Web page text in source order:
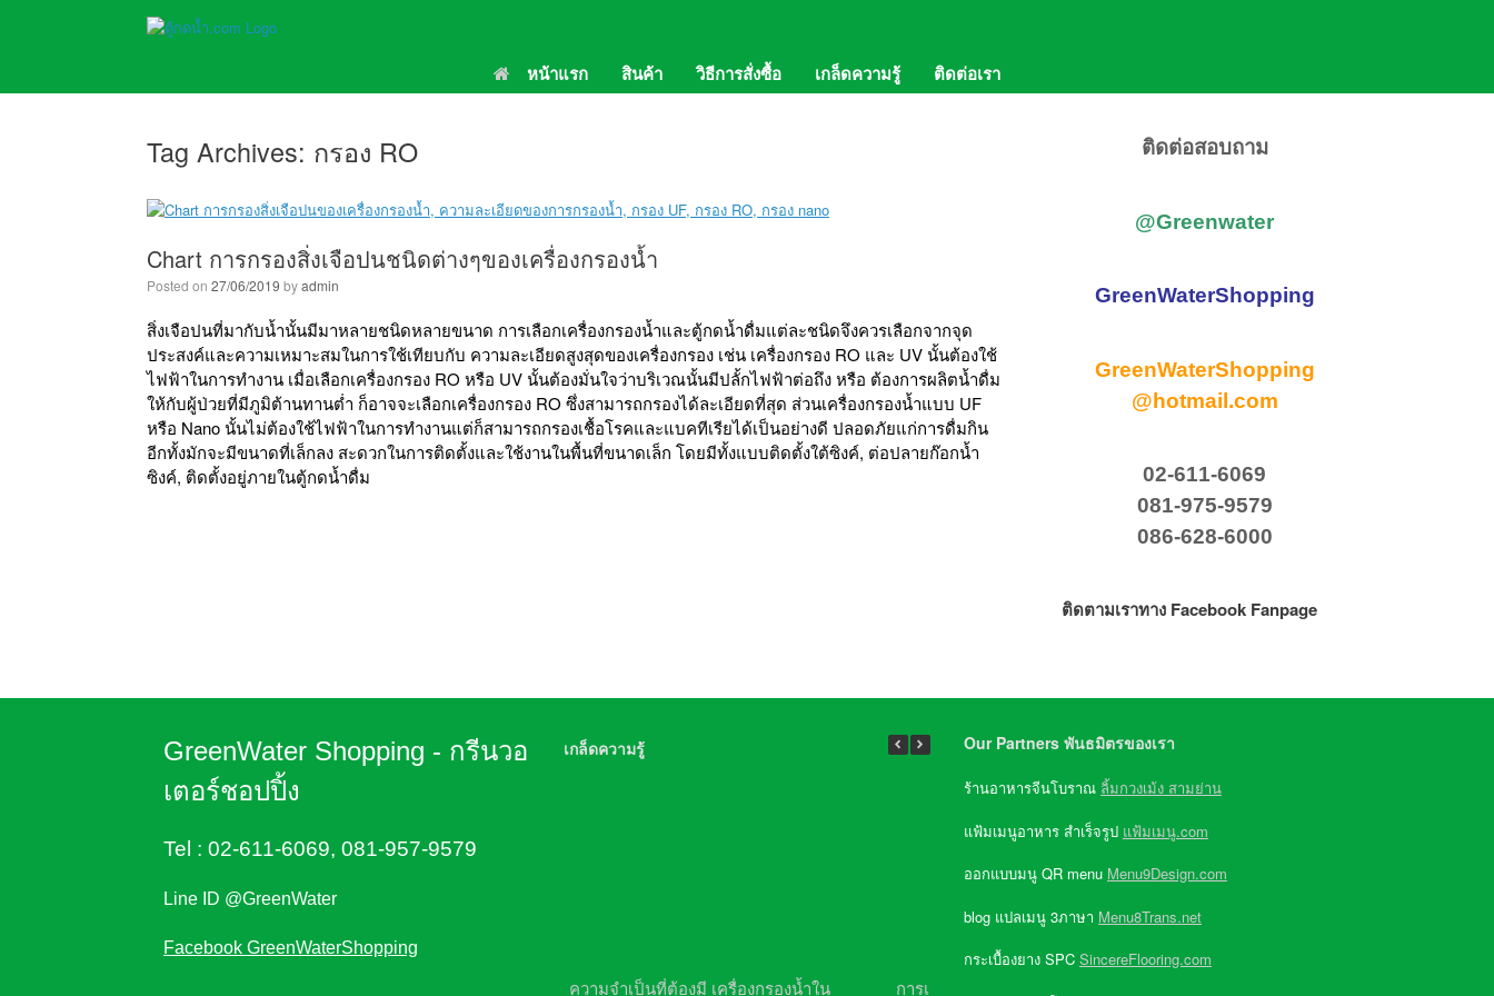
02-611-6069
Line ID : @Greenwater
หน้าแรก สินค้า วิธีการสั่งซื้อ เกล็ดความรู้ ติดต่อเรา
Tag Archives: กรอง RO
Chart การกรองสิ่งเจือปนชนิดต่างๆของเครื่องกรองน้ำ
Posted on 27/06/2019 byadmin
สิ่งเจือปนที่มากับน้ำนั้นมีมาหลายชนิดหลายขนาด การเลือกเครื่องกรองน้ำและตู้กดน้ำดื่มแต่ละชนิดจึงควรเลือกจากจุด
ประสงค์และความเหมาะสมในการใช้เทียบกับ ความละเอียดสูงสุดของเครื่องกรอง เช่น เครื่องกรอง RO และ UV นั้นต้องใช้
ไฟฟ้าในการทำงาน เมื่อเลือกเครื่องกรอง RO หรือ UV นั้นต้องมั่นใจว่าบริเวณนั้นมีปลั้กไฟฟ้าต่อถึง หรือ ต้องการผลิตน้ำดื่ม
ให้กับผู้ป่วยที่มีภูมิต้านทานต่ำ ก็อาจจะเลือกเครื่องกรอง RO ซึ่งสามารถกรองได้ละเอียดที่สุด ส่วนเครื่องกรองน้ำแบบ UF
หรือ Nano นั้นไม่ต้องใช้ไฟฟ้าในการทำงานแต่ก็สามารถกรองเชื้อโรคและแบคทีเรียได้เป็นอย่างดี ปลอดภัยแก่การดื่มกิน
อีกทั้งมักจะมีขนาดที่เล็กลง สะดวกในการติดตั้งและใช้งานในพื้นที่ขนาดเล็ก โดยมีทั้งแบบติดตั้งใต้ซิงค์, ต่อปลายก๊อกน้ำ
ซิงค์, ติดตั้งอยู่ภายในตู้กดน้ำดื่ม
ติดต่อสอบถาม
@Greenwater
GreenWaterShopping
GreenWaterShopping
@hotmail.com
02-611-6069
081-975-9579
086-628-6000
ติดตามเราทาง Facebook Fanpage
GreenWater Shopping - กรีนวอ
เตอร์ชอปปิ้ง
Tel : 02-611-6069, 081-957-9579
Line ID @GreenWater
Facebook GreenWaterShopping
เกล็ดความรู้
ความจำเป็นที่ต้องมี เครื่องกรองน้ำใน การเลือกซื้อเครื่องกรองน้ำ
Our Partners พันธมิตรของเรา
ร้านอาหารจีนโบราณ ลิ้มกวงเม้ง สามย่าน
แฟ้มเมนูอาหาร สำเร็จรูป แฟ้มเมนู.com
ออกแบบมนู QR menu Menu9Design.com
blog แปลเมนู 3ภาษา Menu8Trans.net
กระเบื้องยาง SPC SincereFlooring.com